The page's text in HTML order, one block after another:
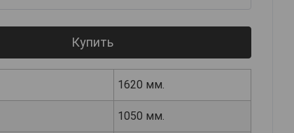
Купить
1620 мм.
1050 мм.